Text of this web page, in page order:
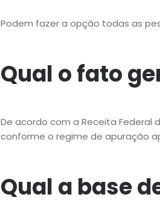
Podem fazer a opção todas as
Qual o fato
De acordo com a Receita Federal
conforme o regime de apuração
Qual a base